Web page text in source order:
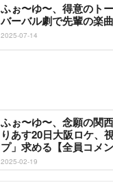
ふぉ〜ゆ〜、得意のト
バーバル劇で先輩の楽
2025-07-14
ふぉ〜ゆ〜、念願の関
りあす20日大阪ロケ、
プ」求める【全員コメン
2025-02-19